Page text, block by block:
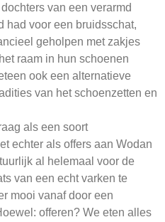
van een verarmd
had voor een bruidsschat,
geholpen met zakjes
raam in hun schoenen
ook een alternatieve
van het schoenzetten en
als een soort
echter als offers aan Wodan
al helemaal voor de
van een echt varken te
mooi vanaf door een
offeren? We eten alles